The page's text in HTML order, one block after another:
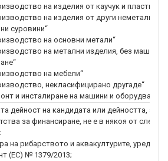
на изделия от каучук и
на изделия от други неметални
суровини“
на основни метали“
на метални изделия, без машини и
на мебели“
некласифицирано другаде“
и инсталиране на машини и оборудване“.
дейност на кандидата или дейността, за
за финансиране, не е в някоя от
на рибарството и аквакултурите, уредени с
(ЕС) № 1379/2013;